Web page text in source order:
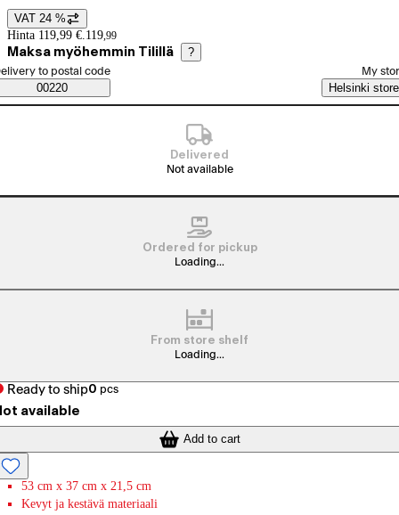
Price details
VAT 24 %
Hinta 119,99 €. 119,99
Maksa myöhemmin Tilillä ?
Saatavuustiedot
order method
to postal code
00220
My
Helsinki store
Delivered
Not available
Ordered for pickup
Loading...
From store shelf
Loading...
Ready to ship0 pcs
available
Add to cart
53 cm x 37 cm x 21,5 cm
Kevyt ja kestävä materiaali